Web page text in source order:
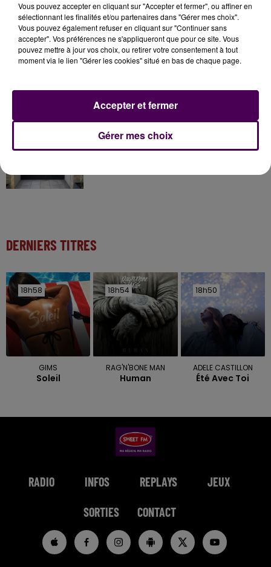
31 juillet 2026
Gagnez vos entrées à Terra Botanica !
Inscrivez-vous au casting The Voice & The Voice
Kids !
12h02
Deux rixes en trois semaines : le préfet ordonne
DERNIERS TITRES
18h58
18h58
GIMS
Soleil
18h54
18h54
RAG'N'BONE MAN
Human
18h50
18h50
ADELE CASTILLON
Été Avec Toi
RADIO INFOS REPLAYS JEUX
SORTIES CONTACT
Vous pouvez accepter en cliquant sur "Accepter et fermer", ou affiner en
sélectionnant les finalités et/ou partenaires dans "Gérer mes choix".
Vous pouvez également refuser en cliquant sur "Continuer sans
accepter". Vos préférences ne s'appliqueront que pour ce site. Vous
pouvez mettre à jour vos choix, ou retirer votre consentement à tout
moment via le lien "Gérer les cookies" situé en bas de chaque page.
Gérer mes choix
Accepter et fermer